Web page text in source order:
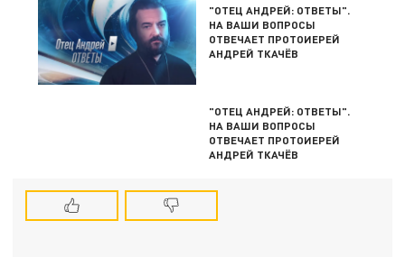
"ОТЕЦ АНДРЕЙ: ОТВЕТЫ".
НА ВАШИ ВОПРОСЫ
ОТВЕЧАЕТ ПРОТОИЕРЕЙ
АНДРЕЙ ТКАЧЁВ
"ОТЕЦ АНДРЕЙ: ОТВЕТЫ".
НА ВАШИ ВОПРОСЫ
ОТВЕЧАЕТ ПРОТОИЕРЕЙ
АНДРЕЙ ТКАЧЁВ